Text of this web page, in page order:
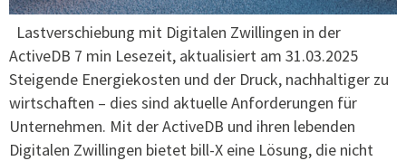
Lastverschiebung mit Digitalen Zwillingen in der
ActiveDB 7 min Lesezeit, aktualisiert am 31.03.2025
Steigende Energiekosten und der Druck, nachhaltiger zu
wirtschaften – dies sind aktuelle Anforderungen für
Unternehmen. Mit der ActiveDB und ihren lebenden
Digitalen Zwillingen bietet bill-X eine Lösung, die nicht